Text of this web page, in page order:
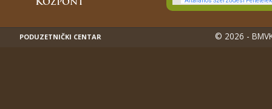
PODUZETNIČKI CENTAR © 2026 -